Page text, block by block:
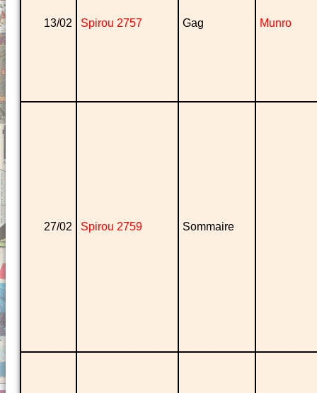
13/02 Spirou 2757 Gag Munro
27/02 Spirou 2759 Sommaire